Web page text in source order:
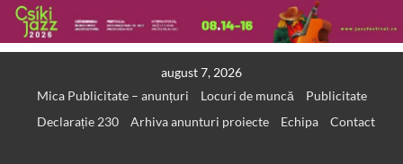
august 7, 2026
Mica Publicitate – anunțuri
Locuri de muncă
Publicitate
Declarație 230
Arhiva anunturi proiecte Echipa Contact